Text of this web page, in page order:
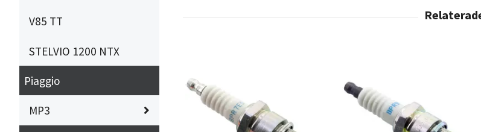
V85 TT
STELVIO 1200 NTX
Piaggio
MP3